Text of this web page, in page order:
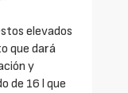
elevados
que dará
y
de 16 l que